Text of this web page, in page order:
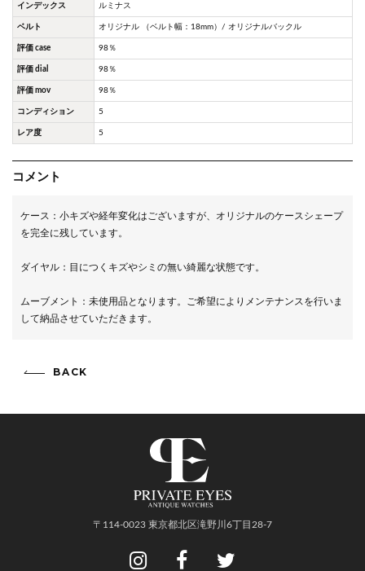
インデックス ルミナス
ベルト オリジナル （ベルト幅：18mm）/ オリジナルバックル
評価 case 98％
評価 dial 98％
評価 mov 98％
コンディション 5
レア度 5
コメント
ケース：小キズや経年変化はございますが、オリジナルのケースシェープ
を完全に残しています。
ダイヤル：目につくキズやシミの無い綺麗な状態です。
ムーブメント：未使用品となります。ご希望によりメンテナンスを行いま
して納品させていただきます。
BACK
〒114-0023 東京都北区滝野川6丁目28-7